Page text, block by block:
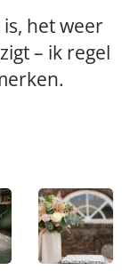
het weer
– ik regel